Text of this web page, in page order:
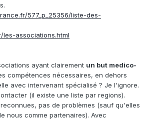
577_p_25356/liste-des-
associations.html
ayant clairement un but medico-
compétences nécessaires, en dehors
avec intervenant spécialisé ? Je l'ignore.
(il existe une liste par regions).
pas de problèmes (sauf qu'elles
nous comme partenaires). Avec